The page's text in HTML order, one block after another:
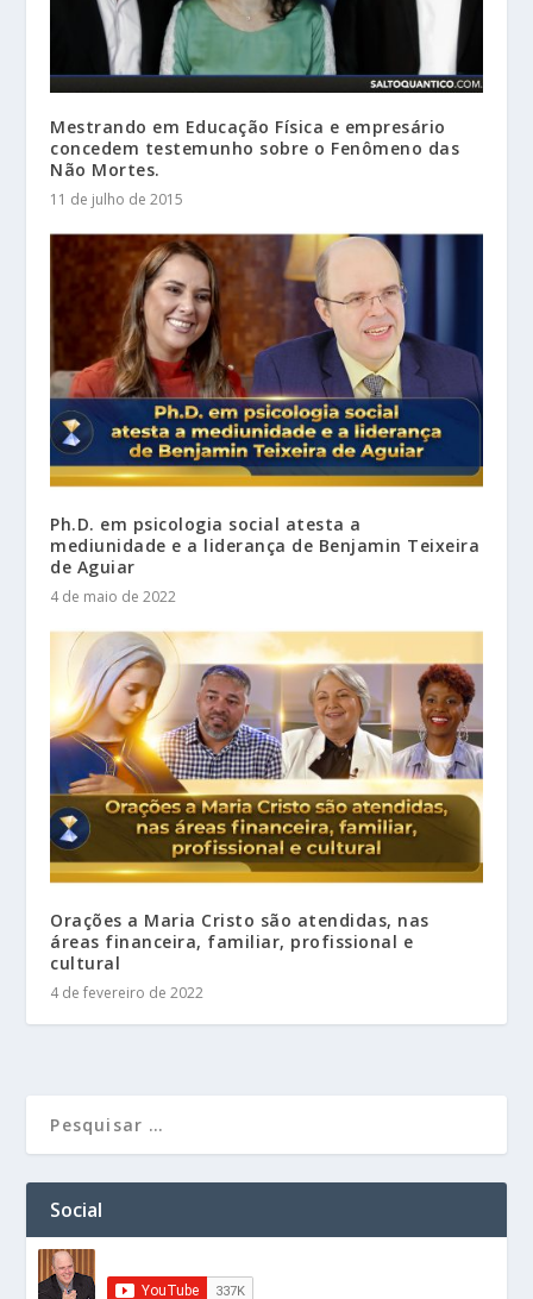
Mestrando em Educação Física e empresário
concedem testemunho sobre o Fenômeno das
Não Mortes.
11 de julho de 2015
Ph.D. em psicologia social atesta a
mediunidade e a liderança de Benjamin Teixeira
de Aguiar
4 de maio de 2022
Orações a Maria Cristo são atendidas, nas
áreas financeira, familiar, profissional e
cultural
4 de fevereiro de 2022
Social